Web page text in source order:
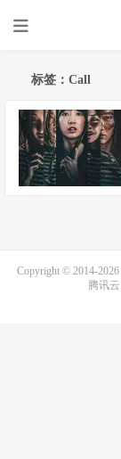
标签：Call
Copyright © 2014-2026
腾讯云